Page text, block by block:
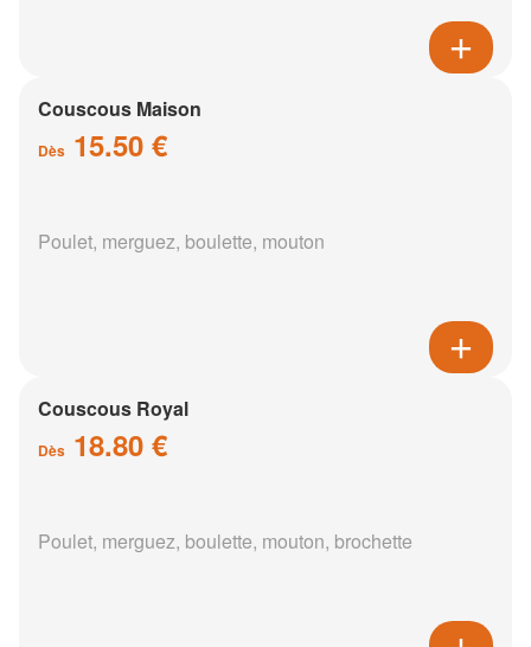
Couscous Maison
Dès 15.50 €
Poulet, merguez, boulette, mouton
Couscous Royal
Dès 18.80 €
Poulet, merguez, boulette, mouton, brochette